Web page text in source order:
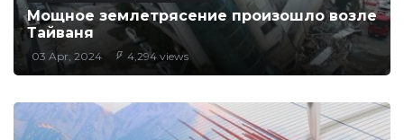
Мощное землетрясение произошло возле
Тайваня
03 Apr, 2024 4,294 views